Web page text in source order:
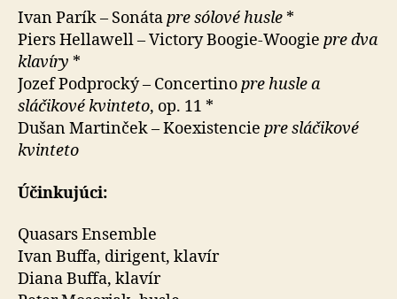
Ivan Parík – Sonátapre sólové husle *
Piers Hellawell – Victory Boogie-Woogie pre dva
klavíry *
Jozef Podprocký – Concertinopre husle a
sláčikové kvinteto, op. 11 *
Dušan Martinček – Koexistencie pre sláčikové
kvinteto
Účinkujúci:
Quasars Ensemble
Ivan Buffa, dirigent, klavír
Diana Buffa, klavír